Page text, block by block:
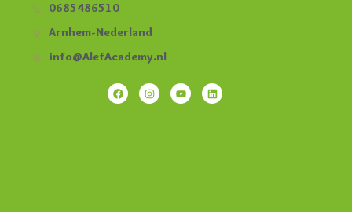
0685486510
Arnhem-Nederland
info@AlefAcademy.nl